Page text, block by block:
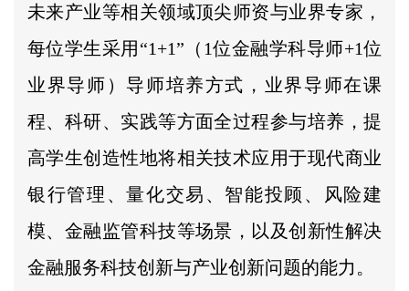
未来产业等相关领域顶尖师资与业界专家，
每位学生采用“1+1”（1位金融学科导师+1位
业界导师）导师培养方式，业界导师在课
程、科研、实践等方面全过程参与培养，提
高学生创造性地将相关技术应用于现代商业
银行管理、量化交易、智能投顾、风险建
模、金融监管科技等场景，以及创新性解决
金融服务科技创新与产业创新问题的能力。